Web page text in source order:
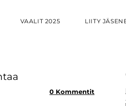
VAALIT 2025 LIITY
0 Kommentit